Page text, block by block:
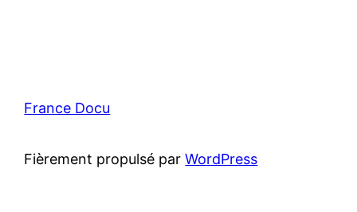
France Docu
Fièrement propulsé parWordPress